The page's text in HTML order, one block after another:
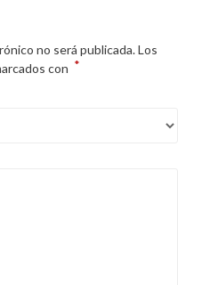
no será publicada. Los
con *